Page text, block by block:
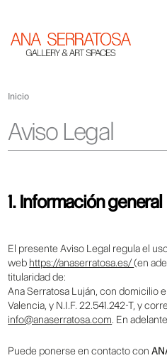
Inicio
Aviso Legal
1. Información general
El presente Aviso Legal regula el
web https://anaserratosa.es/(en
titularidad de:
Ana Serratosa Luján, con domicilio
Valencia, y N.I.F. 22.541.242-T, y
info@anaserratosa.com. En
Puede ponerse en contacto con